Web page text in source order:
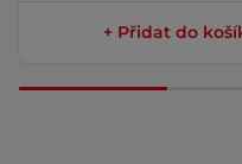
+ Přidat do